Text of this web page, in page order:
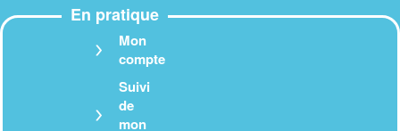
En pratique
Mon
compte
Suivi
de
mon